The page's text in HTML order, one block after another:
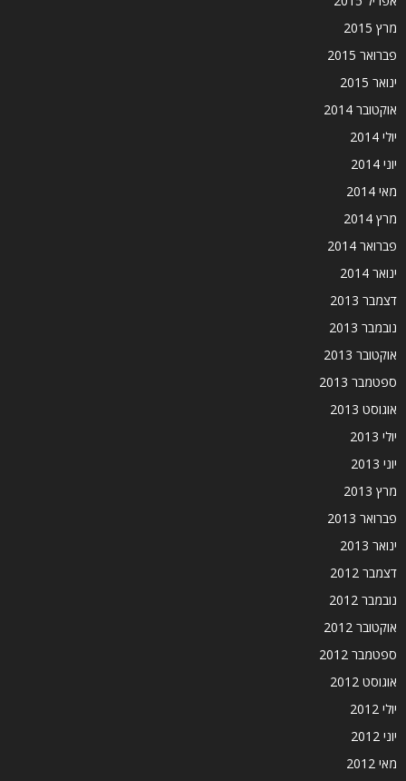
מרץ 2015
פברואר 2015
ינואר 2015
אוקטובר 2014
יולי 2014
יוני 2014
מאי 2014
מרץ 2014
פברואר 2014
ינואר 2014
דצמבר 2013
נובמבר 2013
אוקטובר 2013
ספטמבר 2013
אוגוסט 2013
יולי 2013
יוני 2013
מרץ 2013
פברואר 2013
ינואר 2013
דצמבר 2012
נובמבר 2012
אוקטובר 2012
ספטמבר 2012
אוגוסט 2012
יולי 2012
יוני 2012
מאי 2012